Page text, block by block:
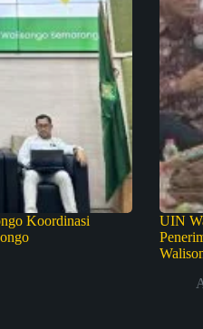
Koordinasi
UIN